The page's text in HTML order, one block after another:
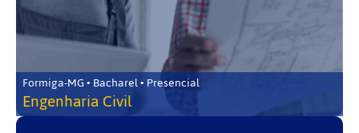
Formiga-MG • Bacharel • Presencial
Engenharia Civil